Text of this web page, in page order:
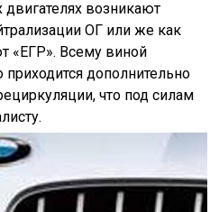
двигателях возникают
ОГ или же как
«ЕГР». Всему виной
приходится дополнительно
что под силам